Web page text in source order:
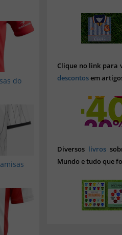
do
Clique no link para
descontosem
Diversos livros
Mundo e tudo que